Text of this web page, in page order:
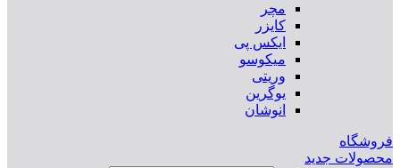
مچر
کایزر
ایکس پی
میکوسو
وریتی
یوگرین
انوشان
فروشگاه
محصولات جدید